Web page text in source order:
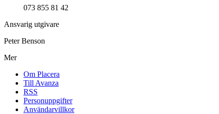
073 855 81 42
Ansvarig utgivare
Peter Benson
Mer
Om Placera
Till Avanza
RSS
Personuppgifter
Användarvillkor